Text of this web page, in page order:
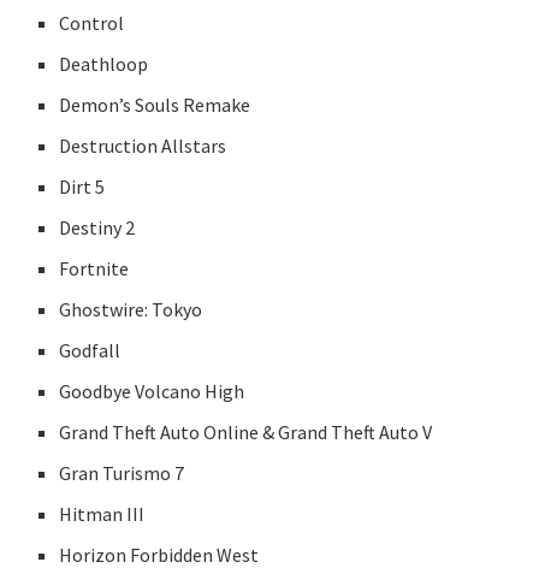
Control
Deathloop
Demon’s Souls Remake
Destruction Allstars
Dirt 5
Destiny 2
Fortnite
Ghostwire: Tokyo
Godfall
Goodbye Volcano High
Grand Theft Auto Online & Grand Theft Auto V
Gran Turismo 7
Hitman III
Horizon Forbidden West